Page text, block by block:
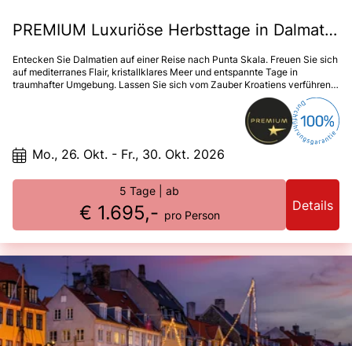
PREMIUM Luxuriöse Herbsttage in Dalmatien im 5* Falkensteiner Iadera
Entecken Sie Dalmatien auf einer Reise nach Punta Skala. Freuen Sie sich
auf mediterranes Flair, kristallklares Meer und entspannte Tage in
traumhafter Umgebung. Lassen Sie sich vom Zauber Kroatiens verführen –
Mo., 26. Okt. - Fr., 30. Okt. 2026
5 Tage | ab
€ 1.695,- pro Person
Details